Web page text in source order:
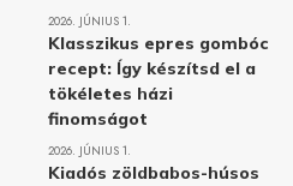
2026. JÚNIUS 1.
Klasszikus epres gombóc
recept: Így készítsd el a
tökéletes házi
finomságot
2026. JÚNIUS 1.
Kiadós zöldbabos-húsos